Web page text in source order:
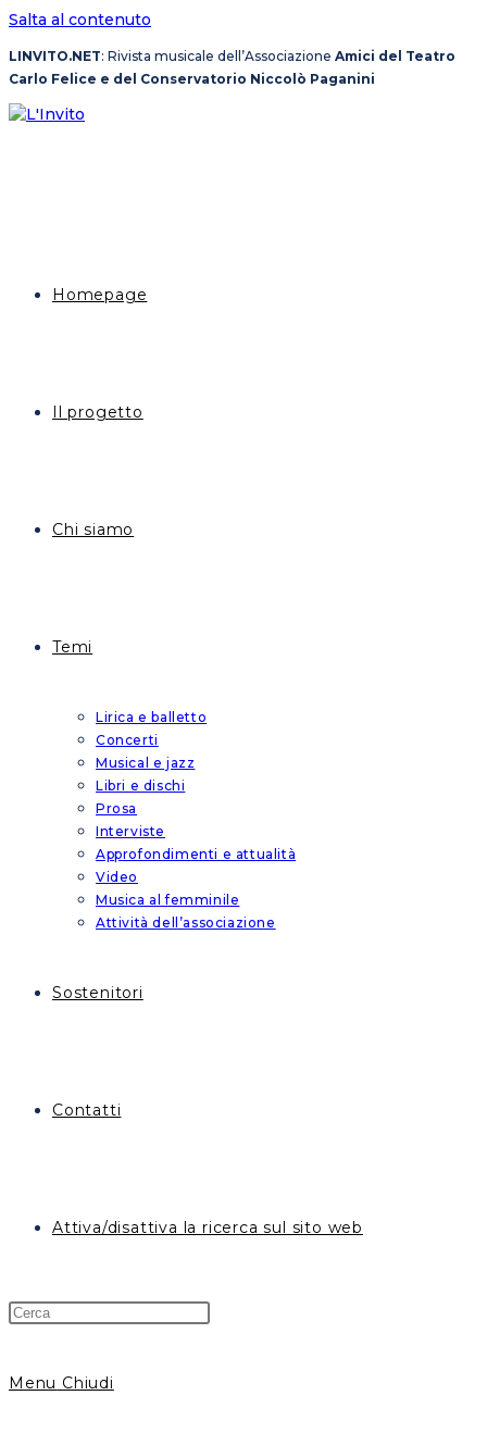
Salta al contenuto
LINVITO.NET: Rivista musicale dell’Associazione Amici del Teatro
Carlo Felice e del Conservatorio Niccolò Paganini
Homepage
Il progetto
Chi siamo
Temi
Lirica e balletto
Concerti
Musical e jazz
Libri e dischi
Prosa
Interviste
Approfondimenti e attualità
Video
Musica al femminile
Attività dell’associazione
Sostenitori
Contatti
Attiva/disattiva la ricerca sul sito web
Menu Chiudi